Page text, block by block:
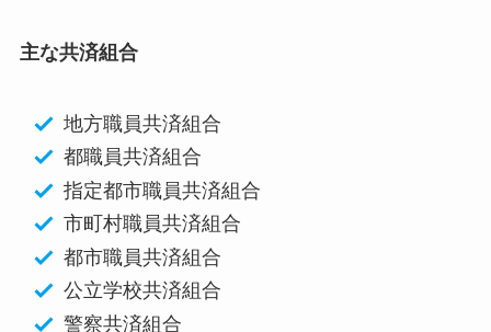
主な共済組合
地方職員共済組合
都職員共済組合
指定都市職員共済組合
市町村職員共済組合
都市職員共済組合
公立学校共済組合
警察共済組合